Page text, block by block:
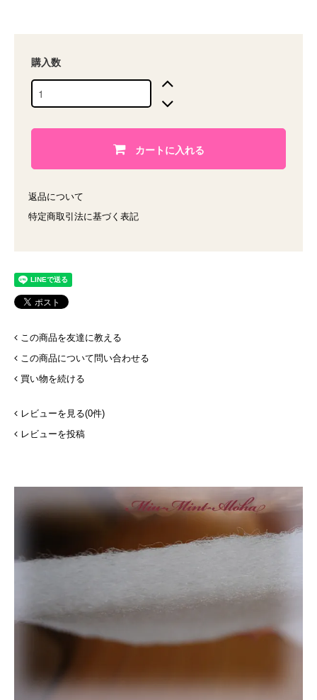
購入数
カートに入れる
返品について
特定商取引法に基づく表記
この商品を友達に教える
この商品について問い合わせる
買い物を続ける
レビューを見る(0件)
レビューを投稿